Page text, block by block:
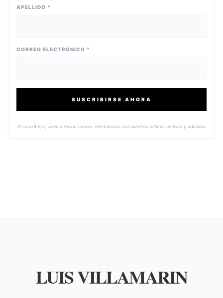
APELLIDO *
CORREO ELECTRÓNICO *
SUSCRIBIRSE AHORA
Al suscribirse, acepta recibir correos electrónicos con nuestras últimas noticias y artículos.
LUIS VILLAMARIN